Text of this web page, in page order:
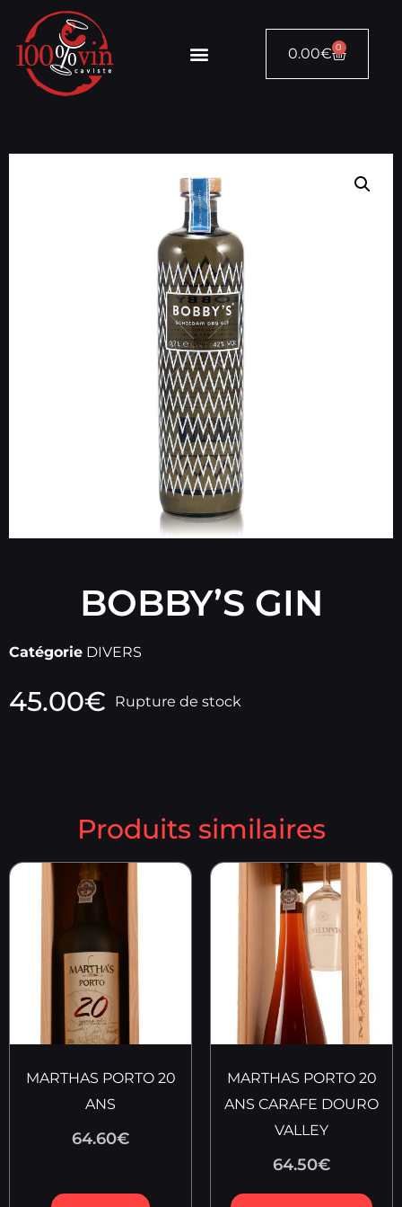
0.00€ 0
BOBBY’S GIN
Catégorie DIVERS
45.00€ Rupture de stock
Produits similaires
MARTHAS PORTO 20
ANS
64.60€
MARTHAS PORTO 20
ANS CARAFE DOURO
VALLEY
64.50€